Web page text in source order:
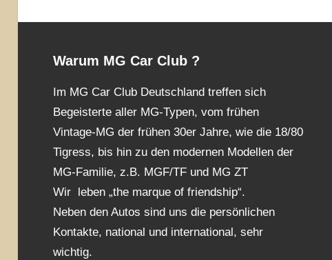
Warum MG Car Club ?
Im MG Car Club Deutschland treffen sich
Begeisterte aller MG-Typen, vom frühen
Vintage-MG der frühen 30er Jahre, wie die 18/80
Tigress, bis hin zu den modernen Modellen der
MG-Familie, z.B. MGF/TF und MG ZT
Wir leben „the marque of friendship“.
Neben den Autos sind uns die persönlichen
Kontakte, national und international, sehr
wichtig.